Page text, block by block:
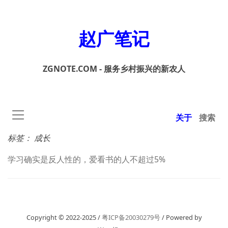
赵广笔记
ZGNOTE.COM - 服务乡村振兴的新农人
关于 搜索
标签： 成长
学习确实是反人性的，爱看书的人不超过5%
Copyright © 2022-2025 /粤ICP备20030279号/ Powered by